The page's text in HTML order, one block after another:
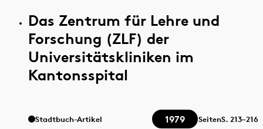
Das Zentrum für Lehre und
Forschung (ZLF) der
Universitätskliniken im
Kantonsspital
Stadtbuch-Artikel 1979 SeitenS. 213–216